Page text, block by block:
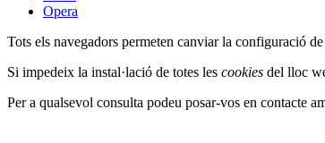
Opera
Tots els navegadors permeten canviar la configuració
Si impedeix la instal·lació de totes les cookies del lloc
Per a qualsevol consulta podeu posar-vos en contacte